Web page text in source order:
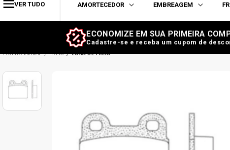
VER TUDO AMORTECEDOR EMBREAGEM
ECONOMIZE EM SUA PRIMEIRA
Cadastre-se e receba um cupom de
FREIO LONA DE FREIO